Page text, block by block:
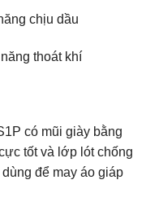
chịu dầu
thoát khí
có mũi giày bằng
tốt và lớp lót chống
để may áo giáp